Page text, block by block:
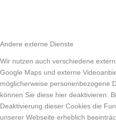
Andere externe Dienste
Wir nutzen auch verschiedene
Google Maps und externe
möglicherweise personenbezogene
können Sie diese hier deaktivieren.
Deaktivierung dieser Cookies die
unserer Webseite erheblich